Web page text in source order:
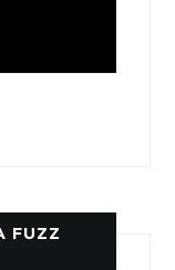
FUZZ